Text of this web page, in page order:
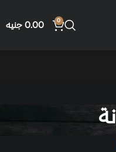
0
0.00 جنيه